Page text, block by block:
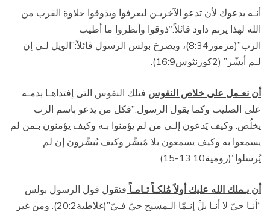
أنـه يدعوك لأن تدعو الآخريـن ليعرفوا ويذوقوا حلاوة القرب من
الله لهذا يرنم داود قائلاً:”ذوقوا وأنظروا ما أطيب
الرب”(مزمور8:34)، ويصرخ بولس الرسول قائلاً:”الويل لـي إن
لـم أبشّر” (2كورنثوس16:9).
أن نعـمل على خلاص النفوس فتلك النفوس التى إفتداهـا بدمـه
على الصليب وكما يقول الرسول:”فكل من يدعو باسم الرب
يخلُص. وكيف يَدعون إلـى من لم يؤمنوا بـه وكيف يؤمنون بـمن لم
يسمعوا به وكيف يسمعون بلا مُبشّر وكيف يُبشّرون إن لم
يُرسلوا”(رومية13:10-15).
أن يـملك الله عليك أولاً مُلكـاً تـامـاً فتقول قول الرسول بولس
“أنـا حيّ لا أنـا بلْ إنـمّا الـمسيح حيّ فـيّ”(غلاطية20:2). ومن غير